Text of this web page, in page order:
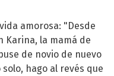
amorosa: "Desde
Karina, la mamá de
de novio de nuevo
hago al revés que